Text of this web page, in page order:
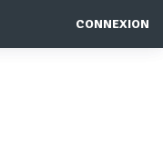
CONNEXION